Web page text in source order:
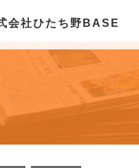
会社ひたち野BASE